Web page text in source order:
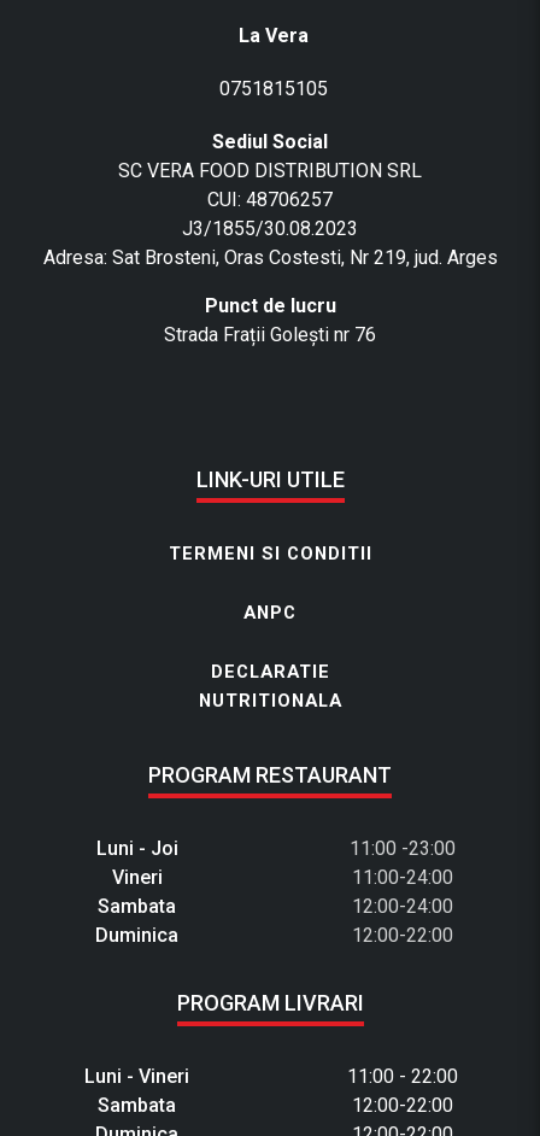
La Vera
0751815105
Sediul Social
SC VERA FOOD DISTRIBUTION SRL
CUI: 48706257
J3/1855/30.08.2023
Adresa: Sat Brosteni, Oras Costesti, Nr 219, jud. Arges
Punct de lucru
Strada Frații Golești nr 76
LINK-URI UTILE
TERMENI SI CONDITII
ANPC
DECLARATIE
NUTRITIONALA
PROGRAM RESTAURANT
Luni - Joi
11:00 -23:00
Vineri
11:00-24:00
Sambata
12:00-24:00
Duminica
12:00-22:00
PROGRAM LIVRARI
Luni - Vineri
11:00 - 22:00
Sambata
12:00-22:00